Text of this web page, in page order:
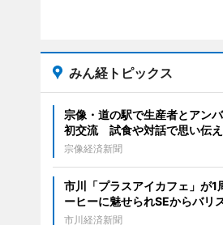
みん経トピックス
宗像・道の駅で生産者とアン
初交流 試食や対話で思い伝
宗像経済新聞
市川「プラスアイカフェ」が
ーヒーに魅せられSEからバリ
市川経済新聞